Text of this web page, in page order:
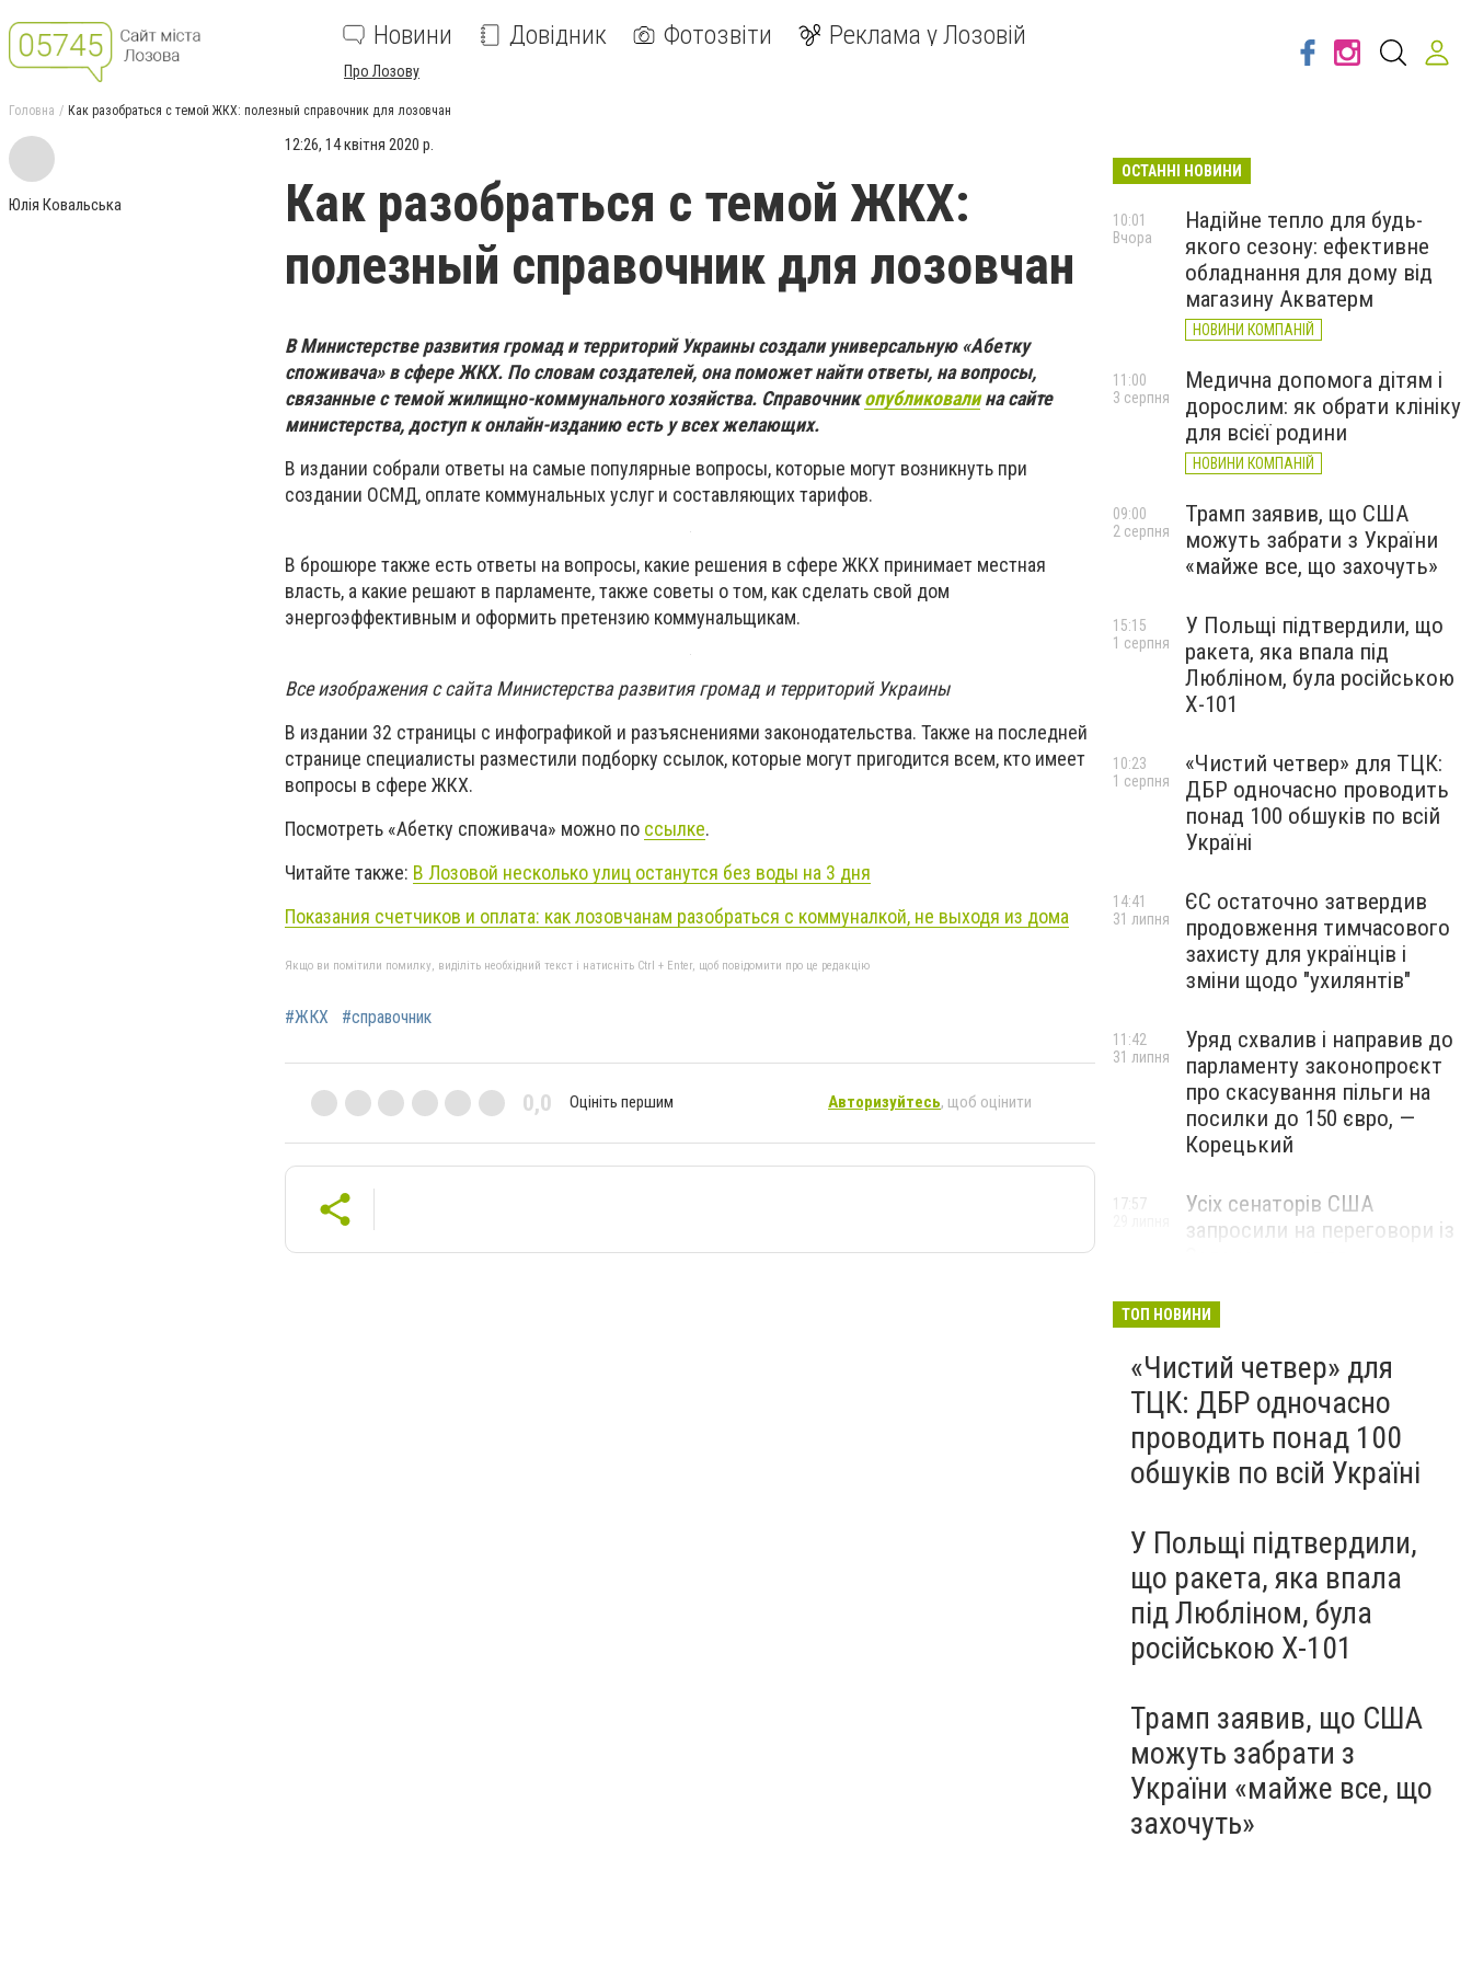
Новини Довідник Фотозвіти Реклама у Лозовій
Про Лозову
Головна Как разобраться с темой ЖКХ: полезный справочник для лозовчан
Юлія Ковальська
12:26, 14 квітня 2020 р.
Как разобраться с темой ЖКХ:
полезный справочник для лозовчан
В Министерстве развития громад и территорий Украины создали универсальную «Абетку
споживача» в сфере ЖКХ. По словам создателей, она поможет найти ответы, на вопросы,
связанные с темой жилищно-коммунального хозяйства. Справочникопубликовалина сайте
министерства, доступ к онлайн-изданию есть у всех желающих.
В издании собрали ответы на самые популярные вопросы, которые могут возникнуть при
создании ОСМД, оплате коммунальных услуг и составляющих тарифов.
В брошюре также есть ответы на вопросы, какие решения в сфере ЖКХ принимает местная
власть, а какие решают в парламенте, также советы о том, как сделать свой дом
энергоэффективным и оформить претензию коммунальщикам.
Все изображения с сайта Министерства развития громад и территорий Украины
В издании 32 страницы с инфографикой и разъяснениями законодательства. Также на последней
странице специалисты разместили подборку ссылок, которые могут пригодится всем, кто имеет
вопросы в сфере ЖКХ.
Посмотреть «Абетку споживача» можно по ссылке.
Читайте также: В Лозовой несколько улиц останутся без воды на 3 дня
Показания счетчиков и оплата: как лозовчанам разобраться с коммуналкой, не выходя из дома
Якщо ви помітили помилку, виділіть необхідний текст і натисніть Ctrl + Enter, щоб повідомити про це редакцію
#ЖКХ #справочник
0,0 Оцініть першим Авторизуйтесь, щоб оцінити
ОСТАННІ НОВИНИ
Надійне тепло для будь-
якого сезону: ефективне
обладнання для дому від
магазину Акватерм
НОВИНИ КОМПАНІЙ
10:01
Вчора
Медична допомога дітям і
дорослим: як обрати клініку
для всієї родини
НОВИНИ КОМПАНІЙ
11:00
3 серпня
Трамп заявив, що США
можуть забрати з України
«майже все, що захочуть»
09:00
2 серпня
У Польщі підтвердили, що
ракета, яка впала під
Любліном, була російською
Х-101
15:15
1 серпня
«Чистий четвер» для ТЦК:
ДБР одночасно проводить
понад 100 обшуків по всій
Україні
10:23
1 серпня
ЄС остаточно затвердив
продовження тимчасового
захисту для українців і
зміни щодо "ухилянтів"
14:41
31 липня
Уряд схвалив і направив до
парламенту законопроєкт
про скасування пільги на
посилки до 150 євро, —
Корецький
11:42
31 липня
Усіх сенаторів США
запросили на переговори із
Росії, – The Hill
17:57
ТОП НОВИНИ
«Чистий четвер» для
ТЦК: ДБР одночасно
проводить понад 100
обшуків по всій Україні
У Польщі підтвердили,
що ракета, яка впала
під Любліном, була
російською Х-101
Трамп заявив, що США
можуть забрати з
України «майже все, що
захочуть»